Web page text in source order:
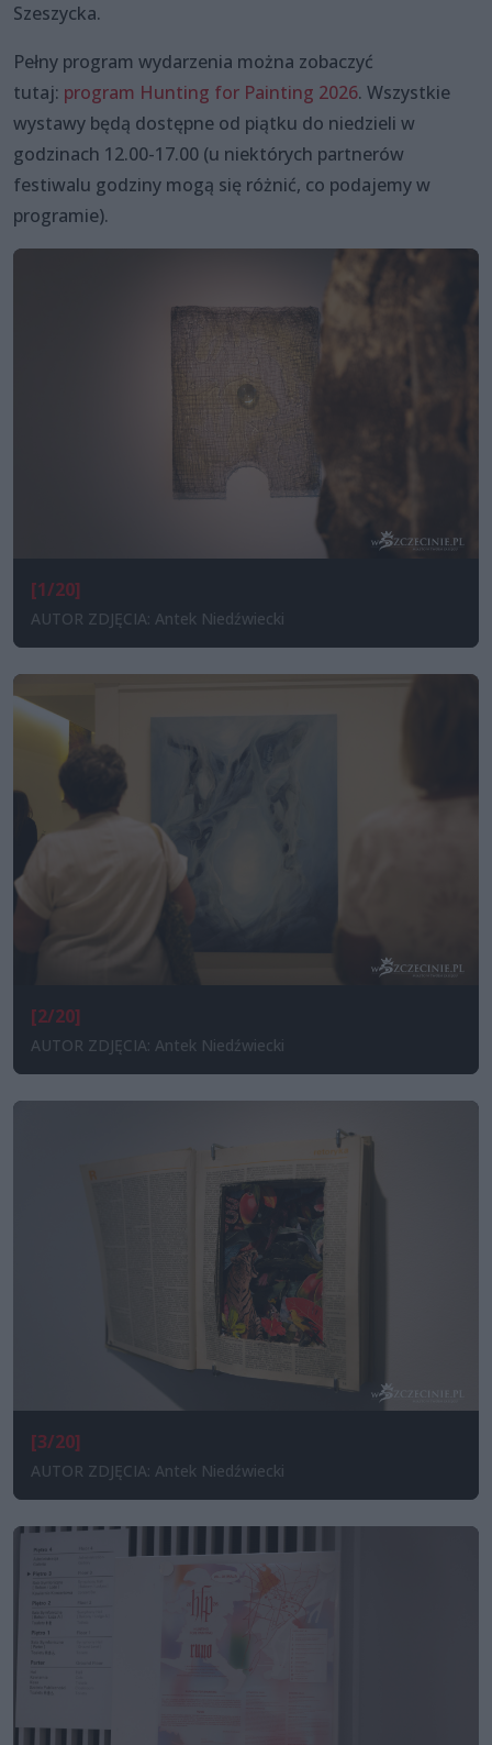
Szeszycka.
Pełny program wydarzenia można zobaczyć
tutaj: program Hunting for Painting 2026. Wszystkie
wystawy będą dostępne od piątku do niedzieli w
godzinach 12.00-17.00 (u niektórych partnerów
festiwalu godziny mogą się różnić, co podajemy w
programie).
[1/20]
AUTOR ZDJĘCIA: Antek Niedźwiecki
[2/20]
AUTOR ZDJĘCIA: Antek Niedźwiecki
[3/20]
AUTOR ZDJĘCIA: Antek Niedźwiecki